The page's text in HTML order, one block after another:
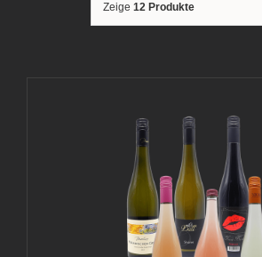
Zeige 12 Produkte